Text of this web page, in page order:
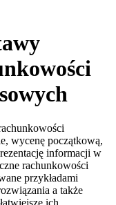
wycenę początkową,
informacji w
rachunkowości
przykładami
a także
ich